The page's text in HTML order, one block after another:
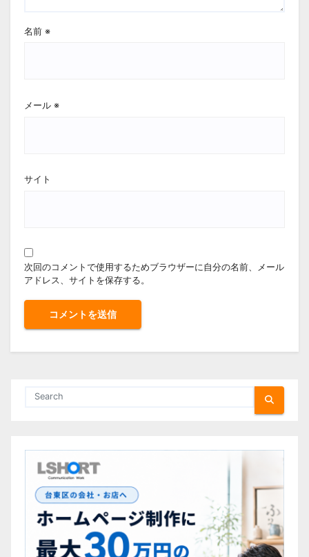
名前 ※
メール ※
サイト
次回のコメントで使用するためブラウザーに自分の名前、メール
アドレス、サイトを保存する。